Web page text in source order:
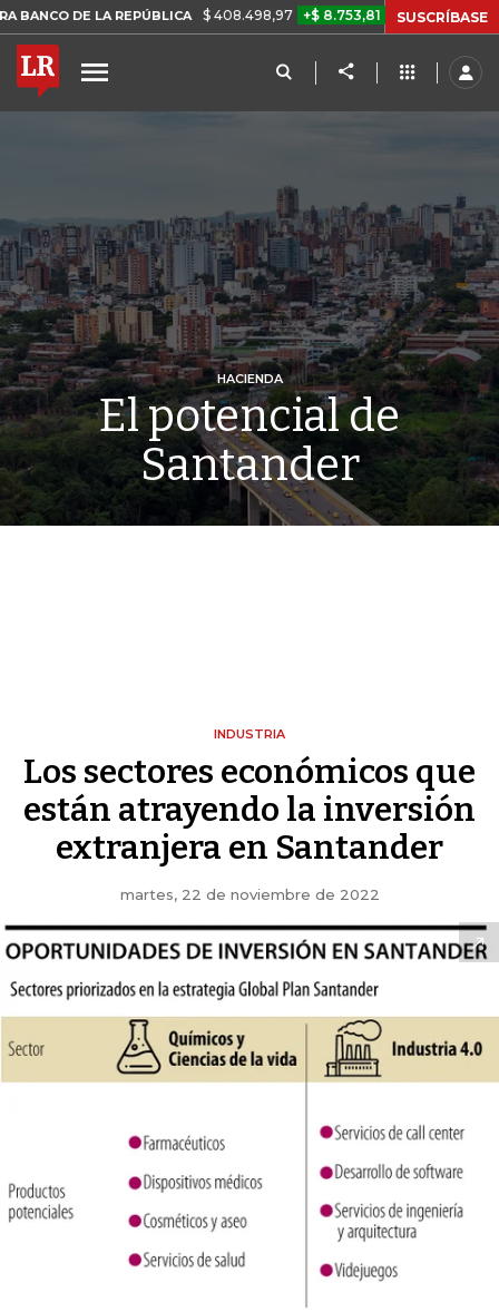
REPÚBLICA $ 408.498,97 +$ 8.753,81 +2,19% TASA DE USURA
SUSCRÍBASE
HACIENDA
El potencial de
Santander
INDUSTRIA
Los sectores económicos que
están atrayendo la inversión
extranjera en Santander
martes, 22 de noviembre de 2022